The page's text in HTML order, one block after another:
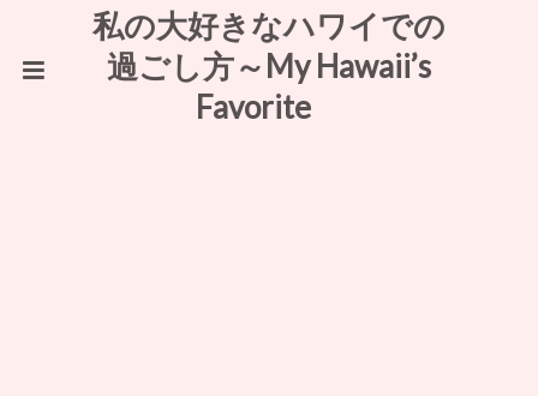
私の大好きなハワイでの
過ごし方～My Hawaii’s
Favorite